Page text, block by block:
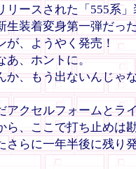
リースされた「555系
装着変身第一弾だっ
が、ようやく発売！
、ホントに。
、もう出ないんじゃ
クセルフォームとラ
、ここで打ち止めは
らに一年半後に残り